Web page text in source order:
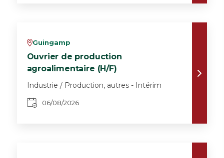
vGuingamp
Ouvrier de production
agroalimentaire (H/F)
Industrie / Production, autres - Intérim
06/08/2026